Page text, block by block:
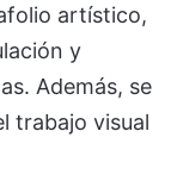
artístico,
y
Además, se
trabajo visual